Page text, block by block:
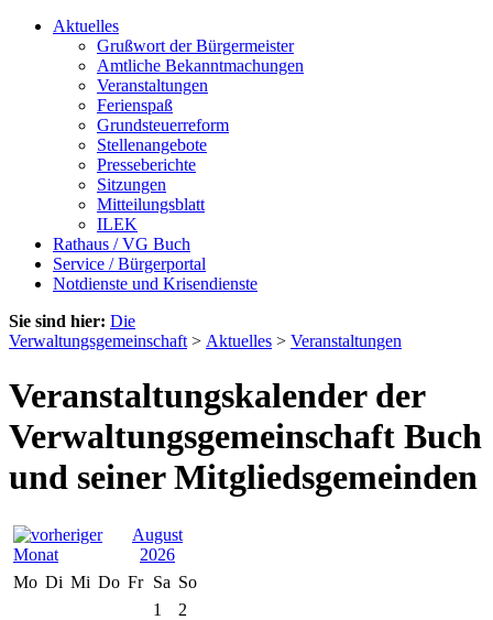
Aktuelles
Grußwort der Bürgermeister
Amtliche Bekanntmachungen
Veranstaltungen
Ferienspaß
Grundsteuerreform
Stellenangebote
Presseberichte
Sitzungen
Mitteilungsblatt
ILEK
Rathaus / VG Buch
Service / Bürgerportal
Notdienste und Krisendienste
Sie sind hier: Die
Verwaltungsgemeinschaft > Aktuelles > Veranstaltungen
Veranstaltungskalender der
Verwaltungsgemeinschaft Buch
und seiner Mitgliedsgemeinden
August
2026
Mo Di Mi Do Fr Sa So
1
2